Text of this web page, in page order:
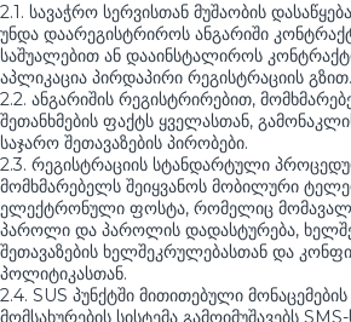
2.1. სავაჭრო სერვისთან მუშაობის
უნდა დაარეგისტრიროს ანგარიში
საშუალებით ან დააინსტალიროს
აპლიკაცია პირდაპირი რეგისტრაციის გზით.
2.2. ანგარიშის რეგისტრირებით,
შეთანხმების ფაქტს ყველასთან,
საჯარო შეთავაზების პირობები.
2.3. რეგისტრაციის სტანდარტული
მომხმარებელს შეიყვანოს მობილური
ელექტრონული ფოსტა, რომელიც
პაროლი და პაროლის დადასტურება,
შეთავაზების ხელშეკრულებასთან და
პოლიტიკასთან.
2.4. SUS პუნქტში მითითებული მონაცემების
მომსახურების სისტემა გამოიმუშავებს